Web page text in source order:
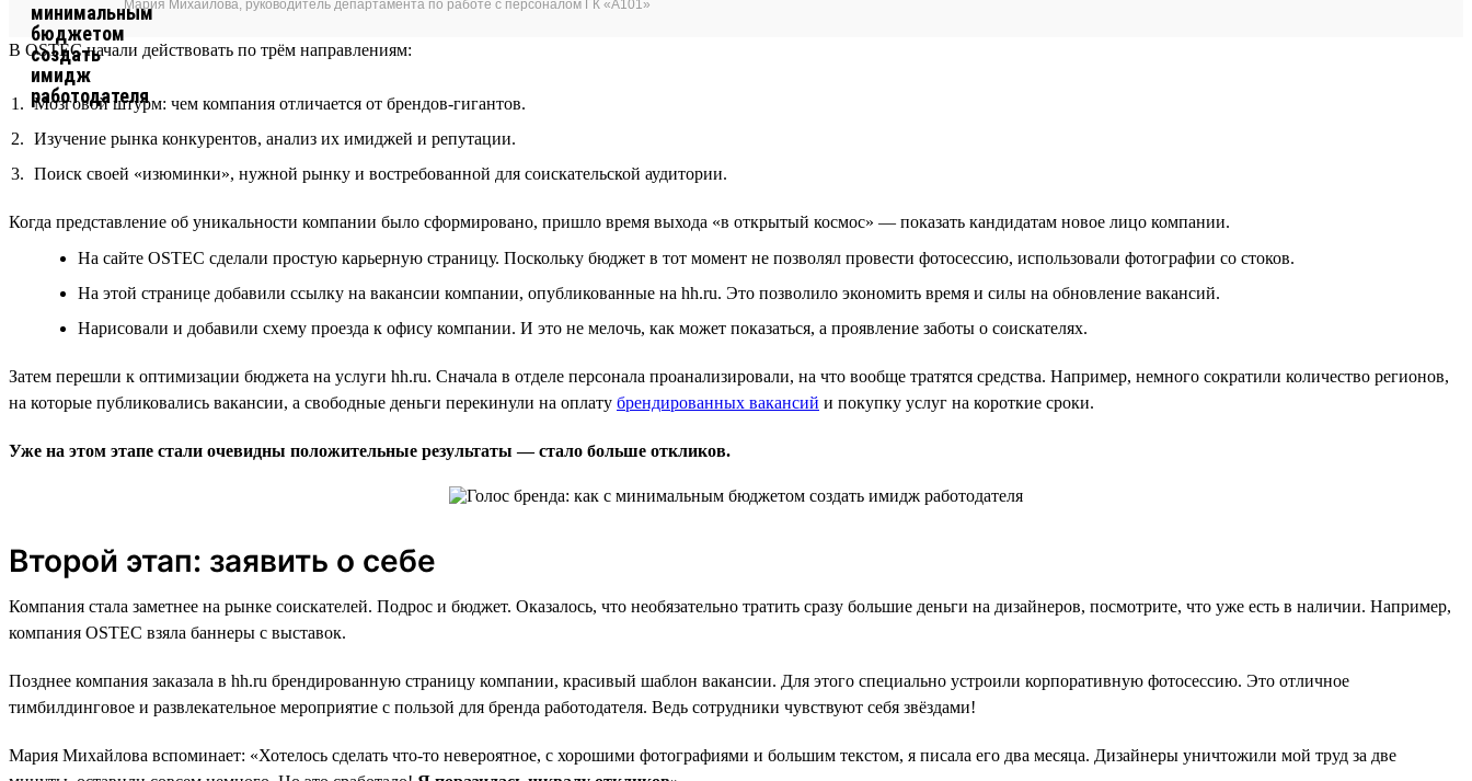
Мария Михайлова, руководитель департамента по работе с персоналом ГК «А101»
В OSTEC начали действовать по трём направлениям:
Мозговой штурм: чем компания отличается от брендов-гигантов.
Изучение рынка конкурентов, анализ их имиджей и репутации.
Поиск своей «изюминки», нужной рынку и востребованной для соискательской аудитории.
Когда представление об уникальности компании было сформировано, пришло время выхода «в открытый космос» — показать кандидатам новое лицо компании.
На сайте OSTEC сделали простую карьерную страницу. Поскольку бюджет в тот момент не позволял провести фотосессию, использовали фотографии со стоков.
На этой странице добавили ссылку на вакансии компании, опубликованные на hh.ru. Это позволило экономить время и силы на обновление вакансий.
Нарисовали и добавили схему проезда к офису компании. И это не мелочь, как может показаться, а проявление заботы о соискателях.
Затем перешли к оптимизации бюджета на услуги hh.ru. Сначала в отделе персонала проанализировали, на что вообще тратятся средства. Например, немного сократили количество регионов,
на которые публиковались вакансии, а свободные деньги перекинули на оплату брендированных вакансий и покупку услуг на короткие сроки.
Уже на этом этапе стали очевидны положительные результаты — стало больше откликов.
Второй этап: заявить о себе
Компания стала заметнее на рынке соискателей. Подрос и бюджет. Оказалось, что необязательно тратить сразу большие деньги на дизайнеров, посмотрите, что уже есть в наличии. Например,
компания OSTEC взяла баннеры с выставок.
Позднее компания заказала в hh.ru брендированную страницу компании, красивый шаблон вакансии. Для этого специально устроили корпоративную фотосессию. Это отличное
тимбилдинговое и развлекательное мероприятие с пользой для бренда работодателя. Ведь сотрудники чувствуют себя звёздами!
Мария Михайлова вспоминает: «Хотелось сделать что-то невероятное, с хорошими фотографиями и большим текстом, я писала его два месяца. Дизайнеры уничтожили мой труд за две